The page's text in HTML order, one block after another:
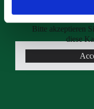
Bitte akzeptieren
diese